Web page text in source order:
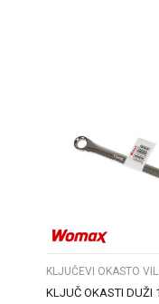
KLJUČEVI OKASTO
KLJUČ OKASTI DUŽI